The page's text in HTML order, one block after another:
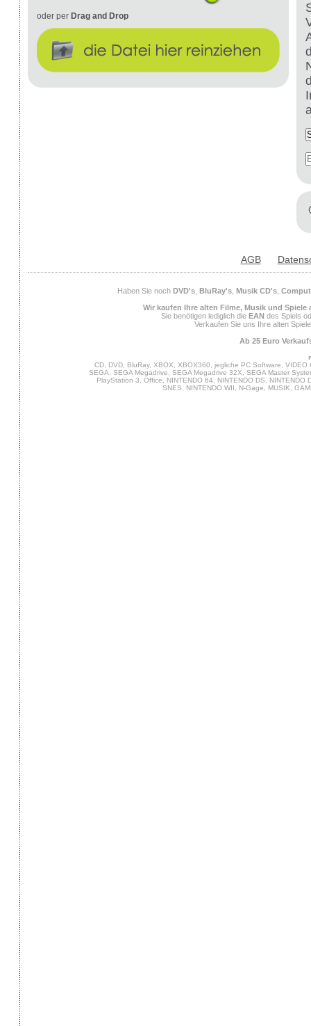
oder per Drag and Drop
AGB
Haben Sie noch DVD's, BluRay's, Musik CD's,
Wir kaufen Ihre alten Filme, Musik und Spiele
Sie benötigen lediglich die EAN des Spiels
Verkaufen Sie uns Ihre alten
Ab 25 Euro
CD, DVD, BluRay, XBOX, XBOX360, jegliche PC Software,
SEGA, SEGA Megadrive, SEGA Megadrive 32X, SEGA Master
PlayStation 3, Office, NINTENDO 64, NINTENDO DS,
SNES, NINTENDO WII, N-Gage, MUSIK,